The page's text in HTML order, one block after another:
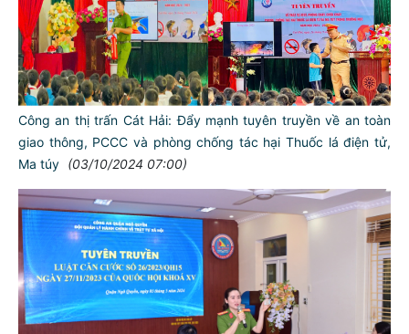
Công an thị trấn Cát Hải: Đẩy mạnh tuyên truyền về an toàn
giao thông, PCCC và phòng chống tác hại Thuốc lá điện tử,
Ma túy (03/10/2024 07:00)